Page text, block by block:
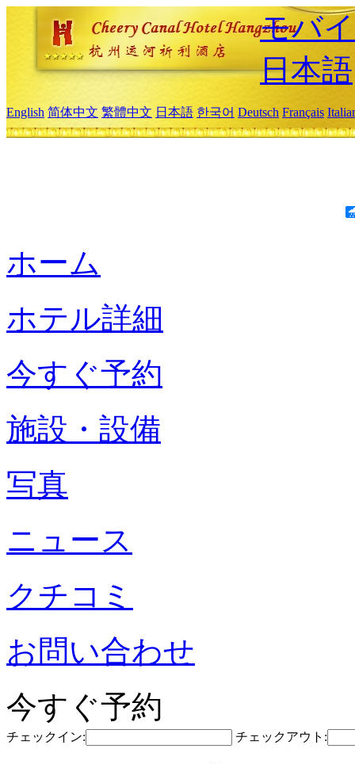
モバ
日本語
English 简体中文 繁體中文 日本語 한국어 Deutsch Français
ホーム
ホテル詳細
今すぐ予約
施設・設備
写真
ニュース
クチコミ
お問い合わせ
今すぐ予約
チェックイン: チェックアウト: